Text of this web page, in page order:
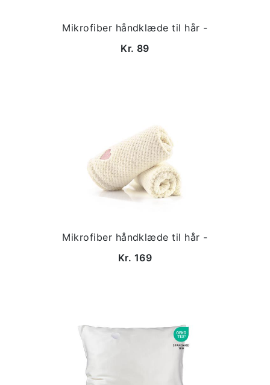
Mikrofiber håndklæde til hår -
Kr. 89
Mikrofiber håndklæde til hår -
Kr. 169